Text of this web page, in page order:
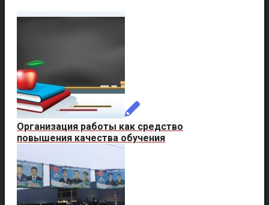
Организация работы как средство
повышения качества обучения